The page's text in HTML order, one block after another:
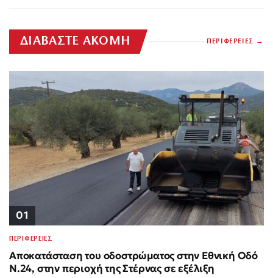
ΔΙΑΒΑΣΤΕ ΑΚΟΜΗ ΠΕΡΙΦΕΡΕΙΕΣ
01
ΠΕΡΙΦΕΡΕΙΕΣ
Αποκατάσταση του οδοστρώματος στην Εθνική Οδό
Ν.24, στην περιοχή της Στέρνας σε εξέλιξη